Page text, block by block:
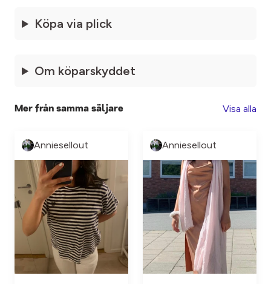
Köpa via plick
Om köparskyddet
Mer från samma säljare Visa alla
Anniesellout Anniesellout